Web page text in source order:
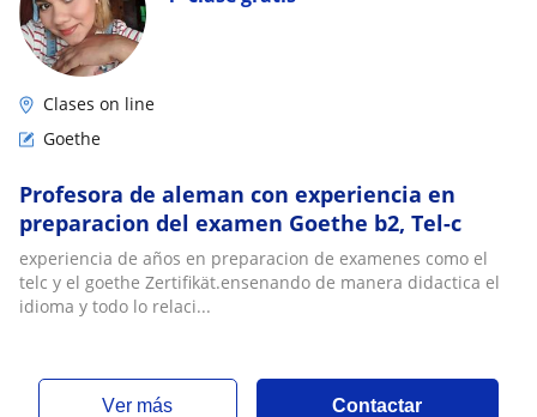
Clases on line
Goethe
Profesora de aleman con experiencia en
preparacion del examen Goethe b2, Tel-c
experiencia de años en preparacion de examenes como el
telc y el goethe Zertifikät.ensenando de manera didactica el
idioma y todo lo relaci...
ver más Contactar